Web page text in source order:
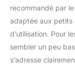
recommandé par
adaptée aux petits
d’utilisation. Pour
sembler un peu
s’adresse